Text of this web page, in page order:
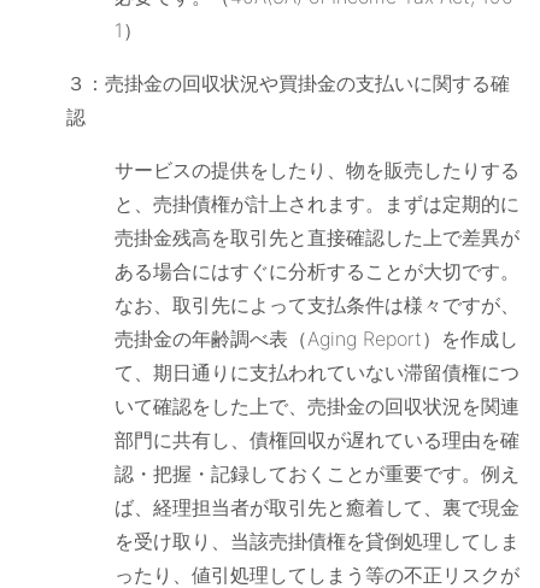
1）
３：売掛金の回収状況や買掛金の支払いに関する確
認
サービスの提供をしたり、物を販売したりする
と、売掛債権が計上されます。まずは定期的に
売掛金残高を取引先と直接確認した上で差異が
ある場合にはすぐに分析することが大切です。
なお、取引先によって支払条件は様々ですが、
売掛金の年齢調べ表（Aging Report）を作成し
て、期日通りに支払われていない滞留債権につ
いて確認をした上で、売掛金の回収状況を関連
部門に共有し、債権回収が遅れている理由を確
認・把握・記録しておくことが重要です。例え
ば、経理担当者が取引先と癒着して、裏で現金
を受け取り、当該売掛債権を貸倒処理してしま
ったり、値引処理してしまう等の不正リスクが